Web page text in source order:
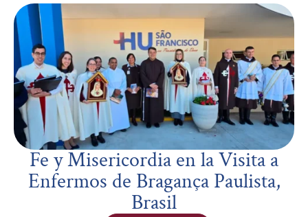
Fe y Misericordia en la Visita a
Enfermos de Bragança Paulista,
Brasil